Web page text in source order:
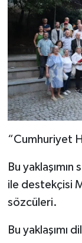
“Cumhuriyet
Bu
ile destekçisi
sözcüleri.
Bu yaklaşımı